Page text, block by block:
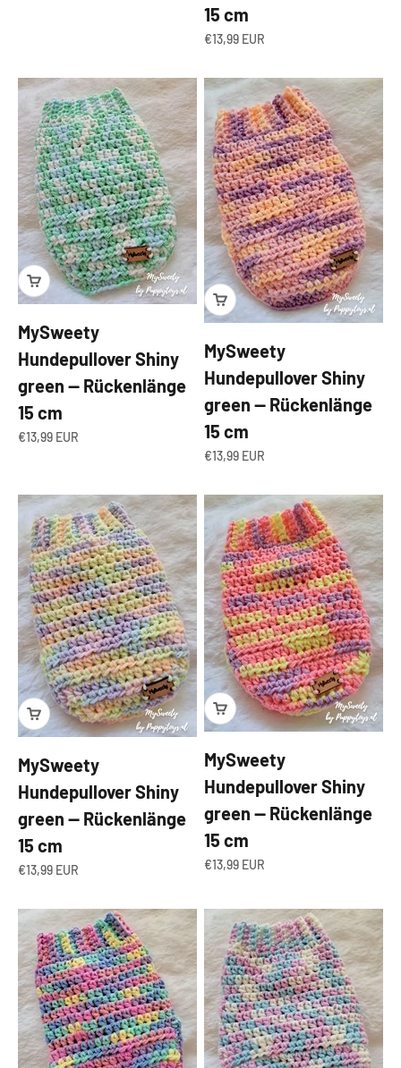
15 cm
Angebot
€13,99 EUR
MySweety
Hundepullover Shiny
green — Rückenlänge
15 cm
Angebot
€13,99 EUR
MySweety
Hundepullover Shiny
green — Rückenlänge
15 cm
Angebot
€13,99 EUR
MySweety
Hundepullover Shiny
green — Rückenlänge
15 cm
Angebot
€13,99 EUR
MySweety
Hundepullover Shiny
green — Rückenlänge
15 cm
Angebot
€13,99 EUR